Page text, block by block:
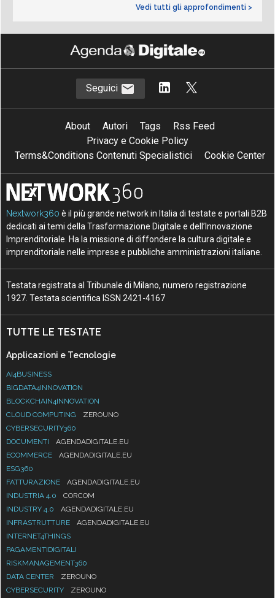
Vedi tutti gli approfondimenti >
Seguici
About Autori Tags
Rss Feed
Privacy e Cookie Policy
Terms&Conditions Contenuti Specialistici
Cookie Center
Nextwork360 è il più grande network in Italia di testate e portali B2B
dedicati ai temi della Trasformazione Digitale e dell’Innovazione
Imprenditoriale. Ha la missione di diffondere la cultura digitale e
imprenditoriale nelle imprese e pubbliche amministrazioni italiane.
Testata registrata al Tribunale di Milano, numero registrazione
1927. Testata scientifica ISSN 2421-4167
TUTTE LE TESTATE
Applicazioni e Tecnologie
AI4BUSINESS
BIGDATA4INNOVATION
BLOCKCHAIN4INNOVATION
CLOUD COMPUTING
ZEROUNO
CYBERSECURITY360
DOCUMENTI
AGENDADIGITALE.EU
ECOMMERCE
AGENDADIGITALE.EU
ESG360
FATTURAZIONE
AGENDADIGITALE.EU
INDUSTRIA 4.0
CORCOM
INDUSTRY 4.0
AGENDADIGITALE.EU
INFRASTRUTTURE
AGENDADIGITALE.EU
INTERNET4THINGS
PAGAMENTIDIGITALI
RISKMANAGEMENT360
DATA CENTER
ZEROUNO
CYBERSECURITY
ZEROUNO